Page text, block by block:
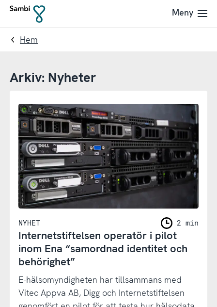
Till
navigering
Till
innehållet
Meny
Hem
Arkiv: Nyheter
NYHET 2 min
Internetstiftelsen operatör i pilot
inom Ena “samordnad identitet och
behörighet”
E-hälsomyndigheten har tillsammans med
Vitec Appva AB, Digg och Internetstiftelsen